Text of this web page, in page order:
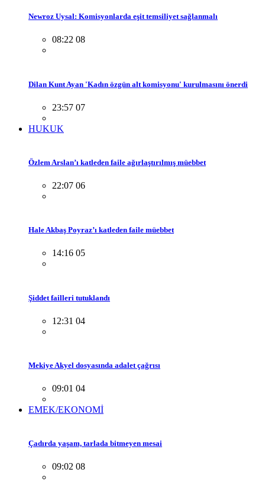
Newroz Uysal: Komisyonlarda eşit temsiliyet sağlanmalı
08:22 08
Dilan Kunt Ayan 'Kadın özgün alt komisyonu' kurulmasını önerdi
23:57 07
HUKUK
Özlem Arslan’ı katleden faile ağırlaştırılmış müebbet
22:07 06
Hale Akbaş Poyraz’ı katleden faile müebbet
14:16 05
Şiddet failleri tutuklandı
12:31 04
Mekiye Akyel dosyasında adalet çağrısı
09:01 04
EMEK/EKONOMİ
Çadırda yaşam, tarlada bitmeyen mesai
09:02 08